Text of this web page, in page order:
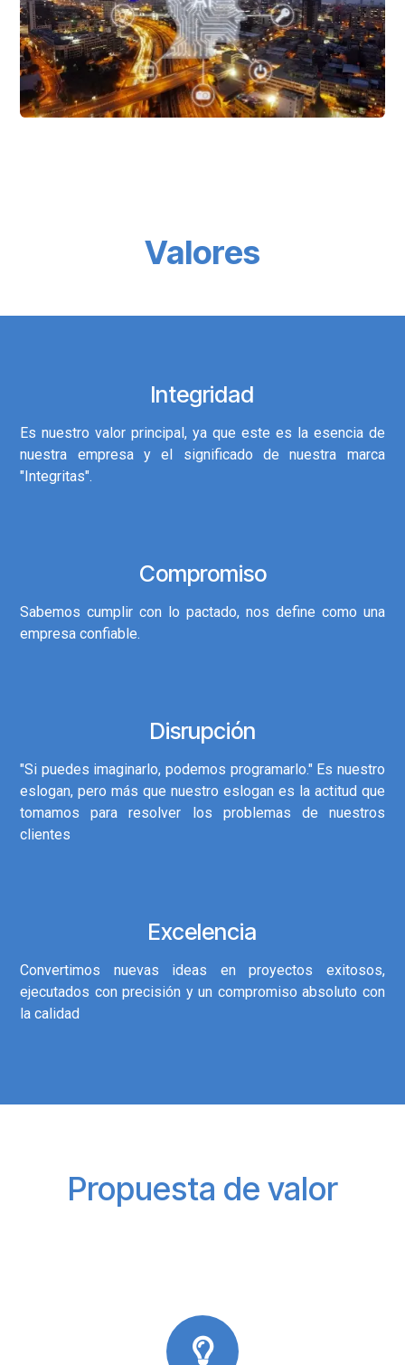
Valores
Integridad
Es nuestro valor principal, ya que este es la esencia de
nuestra empresa y el significado de nuestra marca
"Integritas".
Compromiso
Sabemos cumplir con lo pactado, nos define como una
empresa confiable.
Disrupción
"Si puedes imaginarlo, podemos programarlo." Es nuestro
eslogan, pero más que nuestro eslogan es la actitud que
tomamos para resolver los problemas de nuestros
clientes
Excelencia
Convertimos nuevas ideas en proyectos exitosos,
ejecutados con precisión y un compromiso absoluto con
la calidad
Propuesta de valor